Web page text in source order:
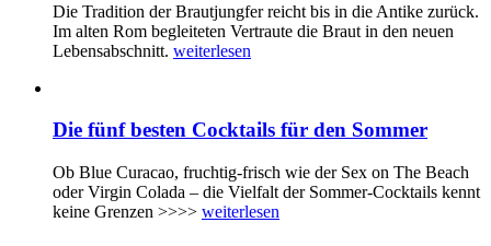
Die Tradition der Brautjungfer reicht bis in die Antike zurück.
Im alten Rom begleiteten Vertraute die Braut in den neuen
Lebensabschnitt. weiterlesen
Die fünf besten Cocktails für den Sommer
Ob Blue Curacao, fruchtig-frisch wie der Sex on The Beach
oder Virgin Colada – die Vielfalt der Sommer-Cocktails kennt
keine Grenzen >>>> weiterlesen